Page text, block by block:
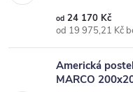
od 24 170 Kč
od 19 975,21 Kč
Americká
MARCO